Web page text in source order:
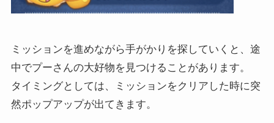
ミッションを進めながら手がかりを探していくと、途
中でプーさんの大好物を見つけることがあります。
タイミングとしては、ミッションをクリアした時に突
然ポップアップが出てきます。